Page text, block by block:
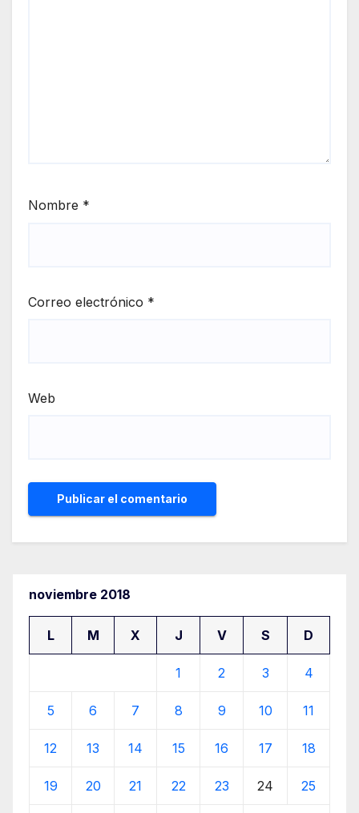
Nombre *
Correo electrónico *
Web
noviembre 2018
L M X J V S D
1 2 3 4
5 6 7 8 9 10 11
12 13 14 15 16 17 18
19 20 21 22 23 24 25